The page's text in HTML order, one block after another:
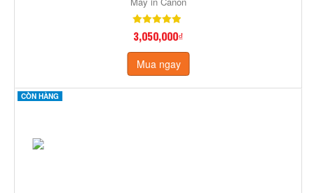
3,050,000₫
Mua ngay
CÒN HÀNG